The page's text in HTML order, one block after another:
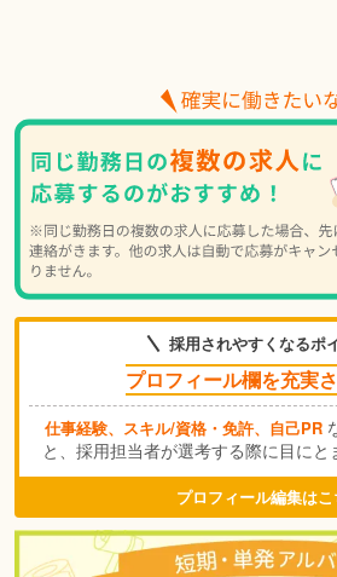
採用されやすくなるポ
プロフィール欄を充実
仕事経験、スキル/資格・免許、自己PR
と、採用担当者が選考する際に目にと
プロフィール編集はこ